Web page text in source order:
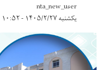
nta_new_user
یکشنبه ۱۴۰۵/۲/۲۷ - ۱۰:۵۲